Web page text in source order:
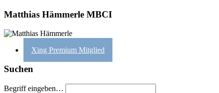
Matthias Hämmerle MBCI
Xing Premium Mitglied
Suchen
Begriff eingeben…